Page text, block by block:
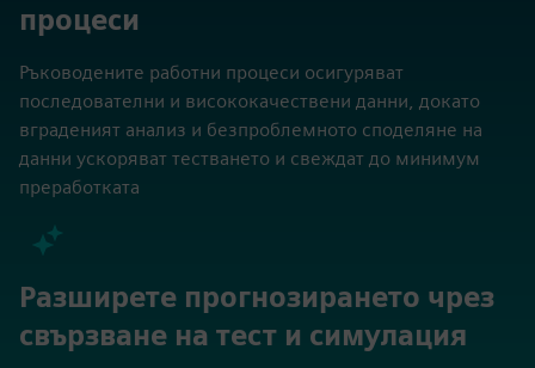
процеси
Ръководените работни процеси осигуряват
последователни и висококачествени данни, докато
вграденият анализ и безпроблемното споделяне на
данни ускоряват тестването и свеждат до минимум
преработката
Разширете прогнозирането чрез
свързване на тест и симулация